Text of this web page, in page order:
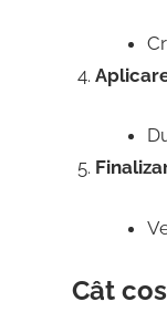
Cât